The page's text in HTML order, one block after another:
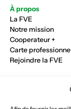
À propos
La FVE
Notre mission
Cooperateur +
Carte
Rejoindre la FVE